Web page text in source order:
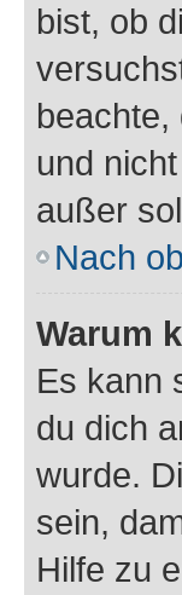
bist, ob
beachte,
und
außer
Nach
Warum
Es kann
du dich
wurde.
sein,
Hilfe zu